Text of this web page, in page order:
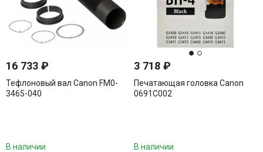
16 733 ₽
Тефлоновый вал Canon FM0-
3465-040
В наличии
3 718₽
Печатающая головка Canon
0691C002
В наличии